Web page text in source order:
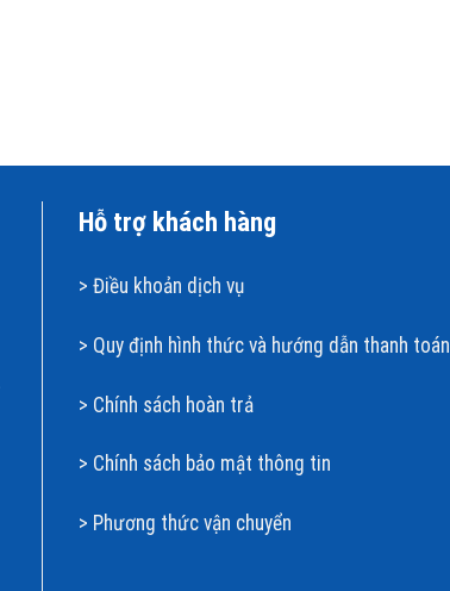
Hỗ trợ khách hàng
> Điều khoản dịch vụ
> Quy định hình thức và hướng dẫn thanh toán
> Chính sách hoàn trả
> Chính sách bảo mật thông tin
> Phương thức vận chuyển